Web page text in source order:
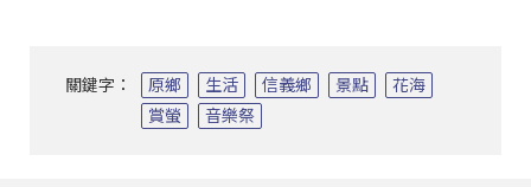
關鍵字： 原鄉 生活 信義鄉 景點
花海
賞螢
音樂祭